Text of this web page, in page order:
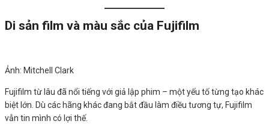
Di sản film và màu sắc của Fujifilm
Ảnh: Mitchell Clark
Fujifilm từ lâu đã nổi tiếng với giả lập phim – một yếu tố từng tạo khác
biệt lớn. Dù các hãng khác đang bắt đầu làm điều tương tự, Fujifilm
vẫn tin mình có lợi thế.